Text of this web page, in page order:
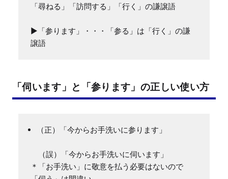
「尋ねる」「訪問する」「行く」の謙譲語
▶「参ります」・・・「参る」は「行く」の謙
譲語
「伺います」と「参ります」の正しい使い方
（正）「今からお手洗いに参ります」
（誤）「今からお手洗いに伺います」
＊「お手洗い」に敬意を払う必要はないので